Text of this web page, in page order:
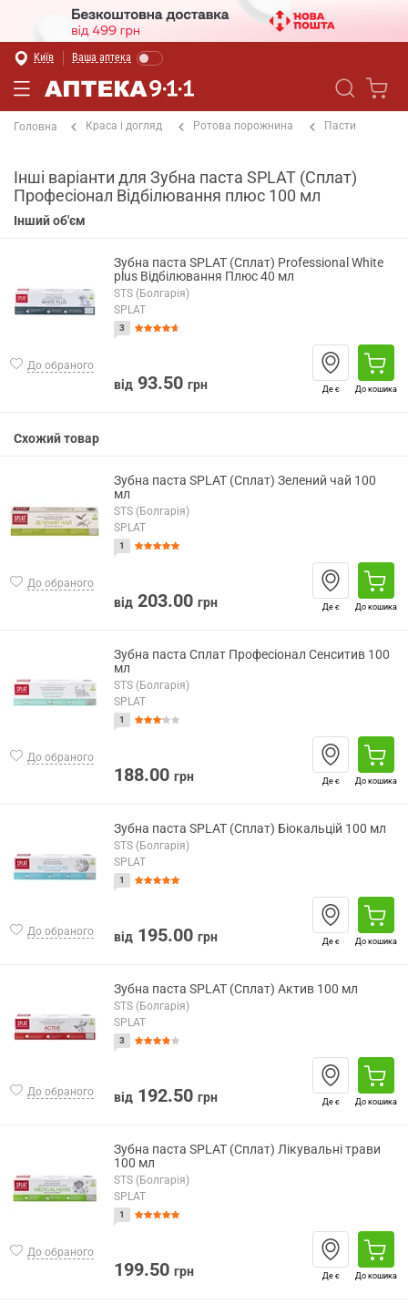
Київ Ваша аптека
Головна Краса і догляд Ротова порожнина Пасти
Інші варіанти для Зубна паста SPLAT (Сплат)
Професіонал Відбілювання плюс 100 мл
Інший об'єм
До обраного
Зубна паста SPLAT (Сплат) Professional White
plus Відбілювання Плюс 40 мл
STS (Болгарія)
SPLAT
3
від 93.50 грн Де є До кошика
Схожий товар
До обраного
Зубна паста SPLAT (Сплат) Зелений чай 100
мл
STS (Болгарія)
SPLAT
1
від 203.00 грн Де є До кошика
До обраного
Зубна паста Сплат Професіонал Сенситив 100
мл
STS (Болгарія)
SPLAT
1
188.00 грн Де є До кошика
До обраного
Зубна паста SPLAT (Сплат) Біокальцій 100 мл
STS (Болгарія)
SPLAT
1
від 195.00 грн Де є До кошика
До обраного
Зубна паста SPLAT (Сплат) Актив 100 мл
STS (Болгарія)
SPLAT
3
від 192.50 грн Де є До кошика
До обраного
Зубна паста SPLAT (Сплат) Лікувальні трави
100 мл
STS (Болгарія)
SPLAT
1
199.50 грн Де є До кошика